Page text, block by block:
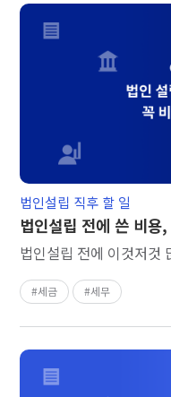
법인설립 전에 쓴 비용
법인설립 전에 이것저것
법인설립 직후 할 일
세금 세무